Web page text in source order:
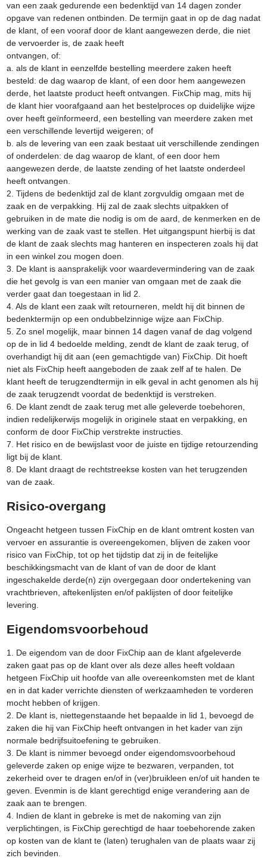
van een zaak gedurende een bedenktijd van 14 dagen zonder
opgave van redenen ontbinden. De termijn gaat in op de dag nadat
de klant, of een vooraf door de klant aangewezen derde, die niet
de vervoerder is, de zaak heeft
ontvangen, of:
a. als de klant in eenzelfde bestelling meerdere zaken heeft
besteld: de dag waarop de klant, of een door hem aangewezen
derde, het laatste product heeft ontvangen. FixChip mag, mits hij
de klant hier voorafgaand aan het bestelproces op duidelijke wijze
over heeft geïnformeerd, een bestelling van meerdere zaken met
een verschillende levertijd weigeren; of
b. als de levering van een zaak bestaat uit verschillende zendingen
of onderdelen: de dag waarop de klant, of een door hem
aangewezen derde, de laatste zending of het laatste onderdeel
heeft ontvangen.
2. Tijdens de bedenktijd zal de klant zorgvuldig omgaan met de
zaak en de verpakking. Hij zal de zaak slechts uitpakken of
gebruiken in de mate die nodig is om de aard, de kenmerken en de
werking van de zaak vast te stellen. Het uitgangspunt hierbij is dat
de klant de zaak slechts mag hanteren en inspecteren zoals hij dat
in een winkel zou mogen doen.
3. De klant is aansprakelijk voor waardevermindering van de zaak
die het gevolg is van een manier van omgaan met de zaak die
verder gaat dan toegestaan in lid 2.
4. Als de klant een zaak wilt retourneren, meldt hij dit binnen de
bedenktermijn op een ondubbelzinnige wijze aan FixChip.
5. Zo snel mogelijk, maar binnen 14 dagen vanaf de dag volgend
op de in lid 4 bedoelde melding, zendt de klant de zaak terug, of
overhandigt hij dit aan (een gemachtigde van) FixChip. Dit hoeft
niet als FixChip heeft aangeboden de zaak zelf af te halen. De
klant heeft de terugzendtermijn in elk geval in acht genomen als hij
de zaak terugzendt voordat de bedenktijd is verstreken.
6. De klant zendt de zaak terug met alle geleverde toebehoren,
indien redelijkerwijs mogelijk in originele staat en verpakking, en
conform de door FixChip verstrekte instructies.
7. Het risico en de bewijslast voor de juiste en tijdige retourzending
ligt bij de klant.
8. De klant draagt de rechtstreekse kosten van het terugzenden
van de zaak.
Risico-overgang
Ongeacht hetgeen tussen FixChip en de klant omtrent kosten van
vervoer en assurantie is overeengekomen, blijven de zaken voor
risico van FixChip, tot op het tijdstip dat zij in de feitelijke
beschikkingsmacht van de klant of van de door de klant
ingeschakelde derde(n) zijn overgegaan door ondertekening van
vrachtbrieven, aftekenlijsten en/of paklijsten of door feitelijke
levering.
Eigendomsvoorbehoud
1. De eigendom van de door FixChip aan de klant afgeleverde
zaken gaat pas op de klant over als deze alles heeft voldaan
hetgeen FixChip uit hoofde van alle overeenkomsten met de klant
en in dat kader verrichte diensten of werkzaamheden te vorderen
mocht hebben of krijgen.
2. De klant is, niettegenstaande het bepaalde in lid 1, bevoegd de
zaken die hij van FixChip heeft ontvangen in het kader van zijn
normale bedrijfsuitoefening te gebruiken.
3. De klant is nimmer bevoegd onder eigendomsvoorbehoud
geleverde zaken op enige wijze te bezwaren, verpanden, tot
zekerheid over te dragen en/of in (ver)bruikleen en/of uit handen te
geven. Evenmin is de klant gerechtigd enige verandering aan de
zaak aan te brengen.
4. Indien de klant in gebreke is met de nakoming van zijn
verplichtingen, is FixChip gerechtigd de haar toebehorende zaken
op kosten van de klant te (laten) terughalen van de plaats waar zij
zich bevinden.